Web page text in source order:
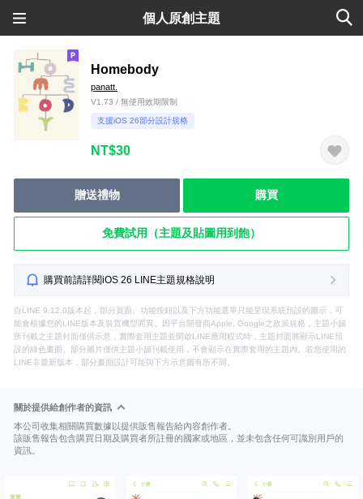
個人原創主題
Homebody
panatt.
V1.73 / 無使用效期限制
支援iOS 26部分設計規格
NT$30
贈送禮物 購買
免費試用（主題及貼圖用到飽）
購買前請詳閱iOS 26 LINE主題規格說明
自LINE 9.12.0版本起，部分頁面、功能按鈕以及下方功能選單只能呈現系統預設的圖示，可
能會根據您的LINE版本及裝置機型而異。因平台開發商Apple, Google之政策規格，主題小舖
所刊載之主題封面僅供示意，實際套用主題並開啟LINE應用程式時，主題封面將顯示LINE預
設的綠色畫面。部分圖片僅供主題小舖刊載使用，不會顯示在實際套用的主題內。若您使用的
LINE非最新版本，部分畫面設計可能與下方示意圖有所不同。
關於提供給創作者的資訊
本公司收集相關購買數據以提供販售報告給內容創作者。
該販售報告包含購買日期及購買者所註冊的國家或地區，並未包含任何可識別用戶的
資訊。